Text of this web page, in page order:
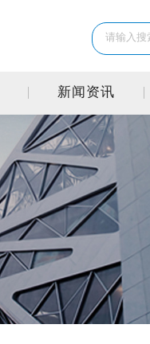
新闻资讯